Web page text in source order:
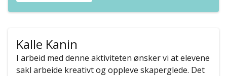
Kalle Kanin
I arbeid med denne aktiviteten ønsker vi at elevene
sakl arbeide kreativt og oppleve skaperglede. Det